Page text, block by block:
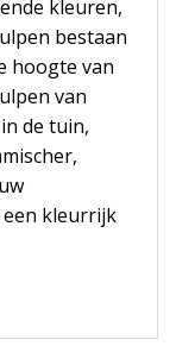
kleuren,
bestaan
hoogte van
van
de tuin,
kleurrijk